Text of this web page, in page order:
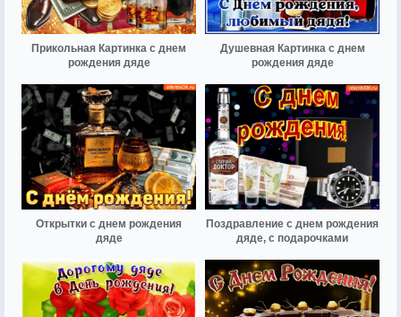
Прикольная Картинка с днем
рождения дяде
Душевная Картинка с днем
рождения дяде
Открытки с днем рождения
дяде
Поздравление с днем рождения
дяде, с подарочками